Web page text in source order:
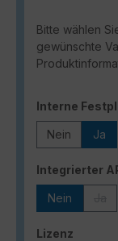
Bitte wählen
gewünschte
Interne
Nein Ja
Integrierter
Nein
Lizenz